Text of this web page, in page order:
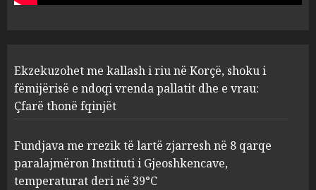
1 AUGUST 8, 2026
2
zjarresh në 8 qarqe
paralajmëron Instituti i
deri në 39°C
“Kthehu në Shqipëri”/ Sulm
racist në rrjetet sociale ndaj
Ekzekuzohet me kallash i riu në Korçë, shoku i
fëmijërisë e ndoqi vrenda pallatit dhe e vrau:
Çfarë thonë fqinjët
Fundjava me rrezik të lartë zjarresh në 8 qarqe
paralajmëron Instituti i Gjeoshkencave,
temperaturat deri në 39°C